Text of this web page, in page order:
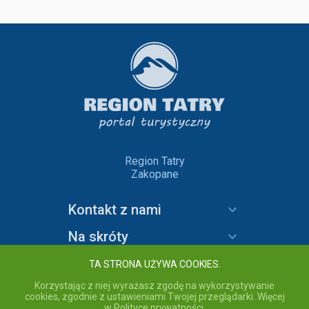
Region Tatry
Zakopane
Kontakt z nami
Na skróty
Informacje
TA STRONA UŻYWA COOKIES.
Korzystając z niej wyrażasz zgodę na wykorzystywanie
cookies, zgodnie z ustawieniami Twojej przeglądarki. Więcej